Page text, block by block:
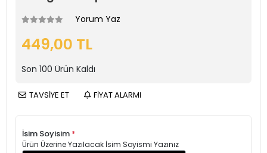
Yorum Yaz
449,00 TL
Son 100 Ürün Kaldı
TAVSİYE ET FİYAT ALARMI
İsim Soyisim *
Ürün Üzerine Yazılacak İsim Soyismi Yazınız